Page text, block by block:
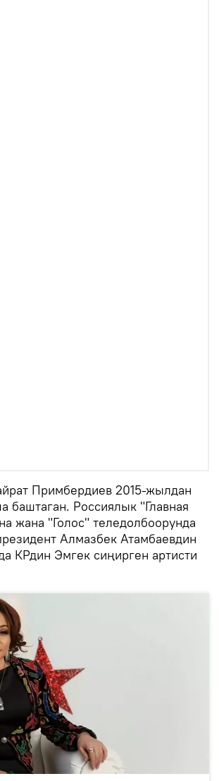
Примбердиев 2015-жылдан
баштаган. Россиялык "Главная
жана "Голос" теледолбоорунда
Алмазбек Атамбаевдин
КРдин Эмгек сиңирген артисти